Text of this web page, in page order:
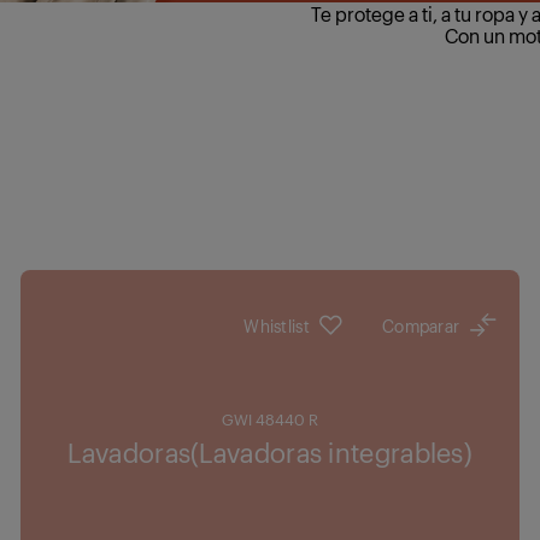
Te protege a ti, a tu ropa
Con un
Whistlist Comparar
GWI 48440 R
Lavadoras(Lavadoras integrables)